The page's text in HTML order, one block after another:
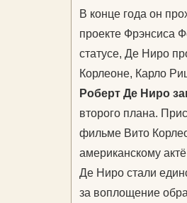
В конце года он
проекте Фрэнсиса
статусе, Де Ниро
Корлеоне, Карло
Роберт Де Ниро
второго плана.
фильме Вито
американскому
Де Ниро стали
за воплощение